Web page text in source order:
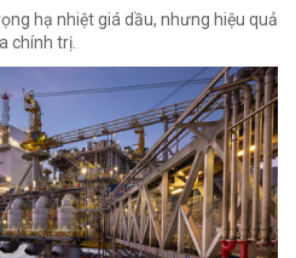
hạ nhiệt giá dầu, nhưng hiệu quả
chính trị.